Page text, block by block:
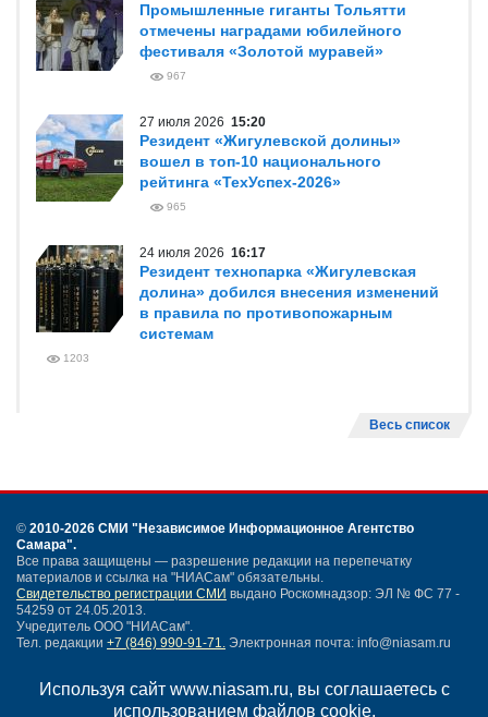
Используя сайт www.niasam.ru, вы соглашаетесь с
использованием файлов cookie.
Промышленные гиганты Тольятти
отмечены наградами юбилейного
фестиваля «Золотой муравей»
967
27 июля 2026 15:20
Резидент «Жигулевской долины»
вошел в топ-10 национального
рейтинга «ТехУспех-2026»
965
24 июля 2026 16:17
Резидент технопарка «Жигулевская
долина» добился внесения изменений
в правила по противопожарным
системам
1203
Весь список
© 2010-2026 СМИ "Независимое Информационное Агентство
Самара".
Все права защищены — разрешение редакции на перепечатку
материалов и ссылка на "НИАСам" обязательны.
Свидетельство регистрации СМИ выдано Роскомнадзор: ЭЛ № ФС 77 -
54259 от 24.05.2013.
Учредитель ООО "НИАСам".
Тел. редакции +7 (846) 990-91-71. Электронная почта: info@niasam.ru
Карта сайта